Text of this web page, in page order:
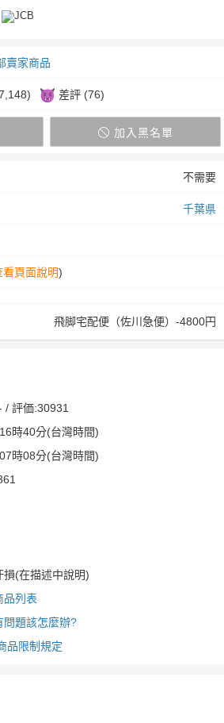
賣家商品
差評 (76)
加入黑名單
不需要
千葉県
頁面說明)
飛脚宅配便（佐川急便）-4800円
/ 評価:30931
時40分(台灣時間)
時08分(台灣時間)
損(在描述中說明)
品列表
問題該怎麼辦?
品限制規定